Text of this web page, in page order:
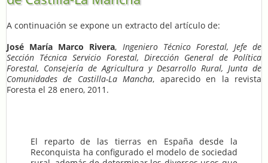
A continuación se expone un extracto del artículo de:
José María Marco Rivera, Ingeniero Técnico Forestal, Jefe de
Sección Técnica Servicio Forestal, Dirección General de Política
Forestal, Consejería de Agricultura y Desarrollo Rural, Junta de
Comunidades de Castilla-La Mancha, aparecido en la revista
Foresta el 28 enero, 2011.
El reparto de las tierras en España desde la
Reconquista ha configurado el modelo de sociedad